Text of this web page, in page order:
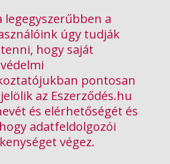
legegyszerűbben a
úgy tudják
hogy saját
pontosan
az Eszerződés.hu
és elérhetőségét és
adatfeldolgozói
végez.